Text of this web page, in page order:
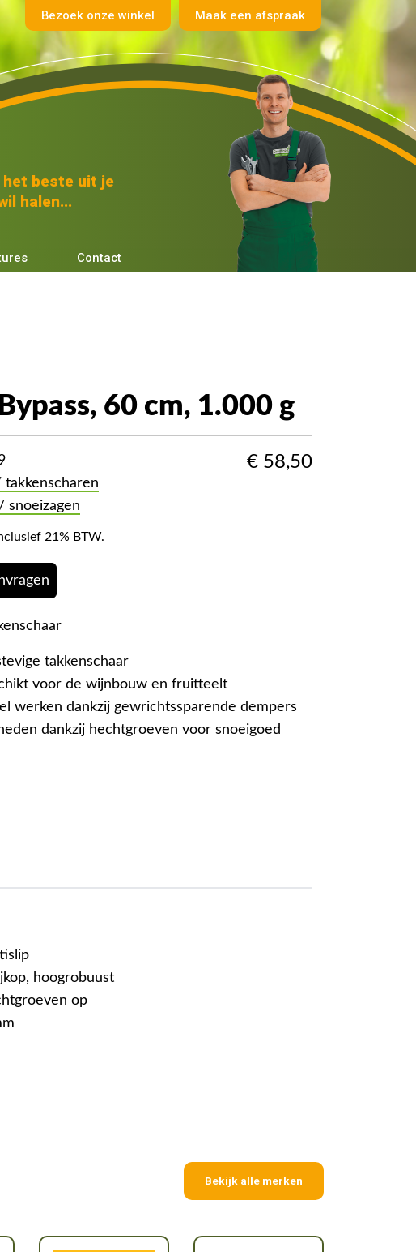
Bezoek onze winkel Maak een afspraak
het beste uit je
halen...
Contact
60 cm, 1.000 g
snoeizagen
€ 58,50
21% BTW.
takkenschaar
voor de wijnbouw en fruitteelt
werken dankzij gewrichtssparende dempers
dankzij hechtgroeven voor snoeigoed
hoogrobuust
op
Bekijk alle merken